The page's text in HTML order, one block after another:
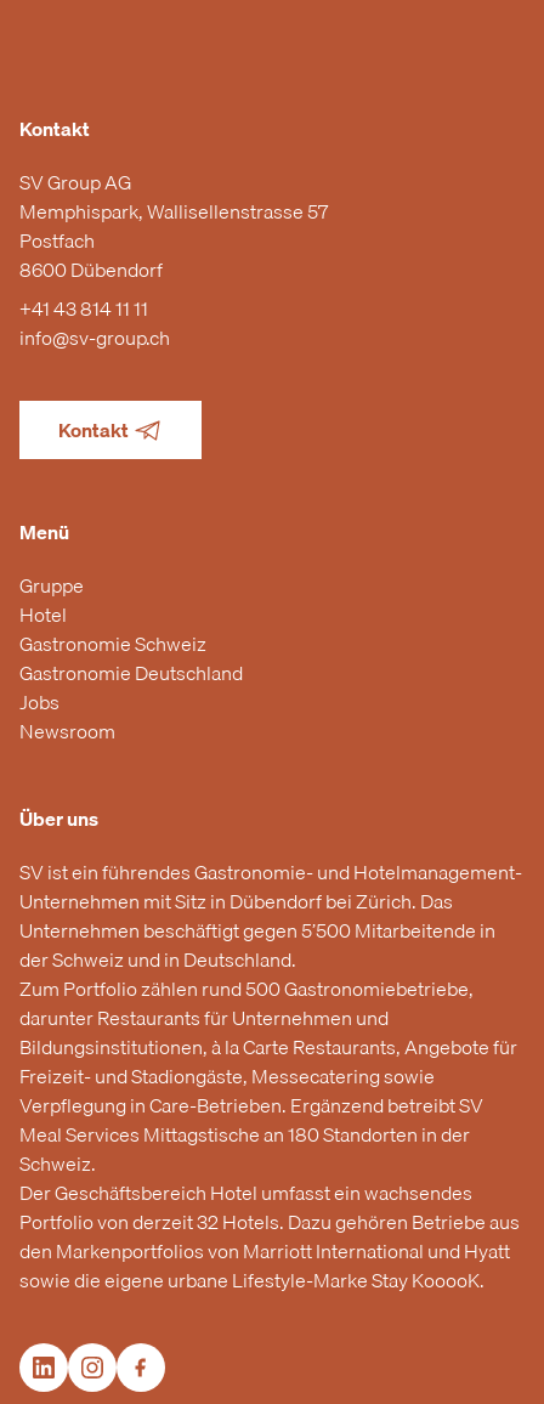
Kontakt
SV Group AG
Memphispark, Wallisellenstrasse 57
Postfach
8600 Dübendorf
+41 43 814 11 11
info@sv-group.ch
Kontakt
Menü
Gruppe
Hotel
Gastronomie Schweiz
Gastronomie Deutschland
Jobs
Newsroom
Über uns
SV ist ein führendes Gastronomie- und Hotelmanagement-
Unternehmen mit Sitz in Dübendorf bei Zürich. Das
Unternehmen beschäftigt gegen 5’500 Mitarbeitende in
der Schweiz und in Deutschland.
Zum Portfolio zählen rund 500 Gastronomiebetriebe,
darunter Restaurants für Unternehmen und
Bildungsinstitutionen, à la Carte Restaurants, Angebote für
Freizeit- und Stadiongäste, Messecatering sowie
Verpflegung in Care-Betrieben. Ergänzend betreibt SV
Meal Services Mittagstische an 180 Standorten in der
Schweiz.
Der Geschäftsbereich Hotel umfasst ein wachsendes
Portfolio von derzeit 32 Hotels. Dazu gehören Betriebe aus
den Markenportfolios von Marriott International und Hyatt
sowie die eigene urbane Lifestyle-Marke Stay KooooK.